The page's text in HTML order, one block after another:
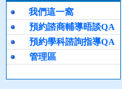
我們這一窩
預約諮商輔導晤談QA
預約學科諮詢指導QA
管理區